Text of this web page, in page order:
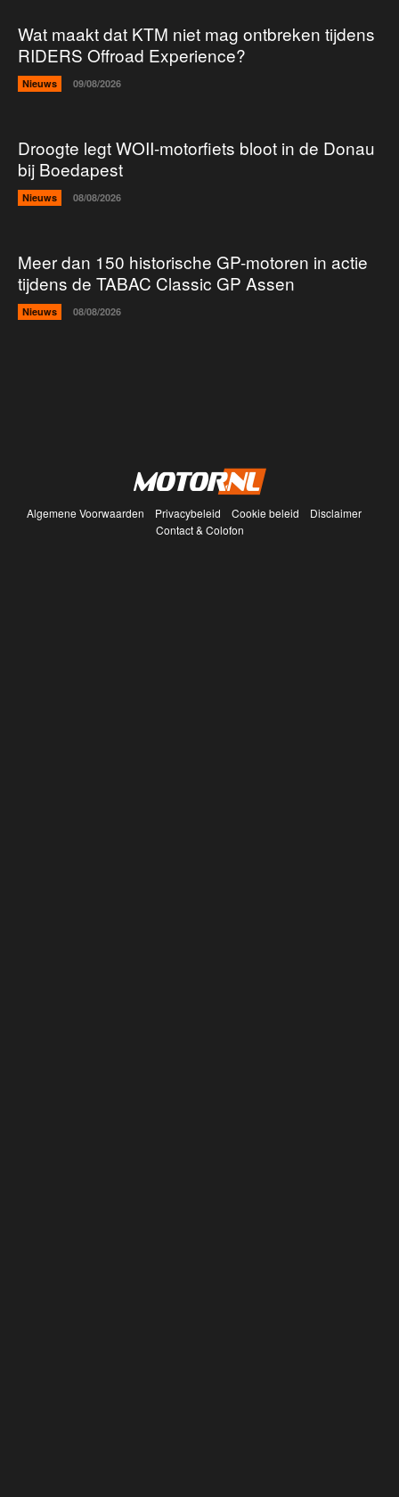
Wat maakt dat KTM niet mag ontbreken tijdens
RIDERS Offroad Experience?
Nieuws 09/08/2026
Droogte legt WOII-motorfiets bloot in de Donau
bij Boedapest
Nieuws 08/08/2026
Meer dan 150 historische GP-motoren in actie
tijdens de TABAC Classic GP Assen
Nieuws 08/08/2026
Algemene Voorwaarden Privacybeleid Cookie beleid
Disclaimer
Contact & Colofon